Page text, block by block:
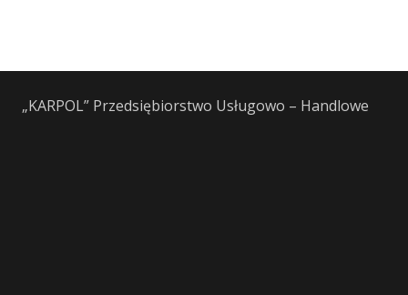
„KARPOL” Przedsiębiorstwo Usługowo – Handlowe